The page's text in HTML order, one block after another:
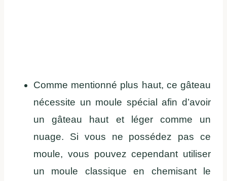
Comme mentionné plus haut, ce gâteau
nécessite un moule spécial afin d’avoir
un gâteau haut et léger comme un
nuage. Si vous ne possédez pas ce
moule, vous pouvez cependant utiliser
un moule classique en chemisant le